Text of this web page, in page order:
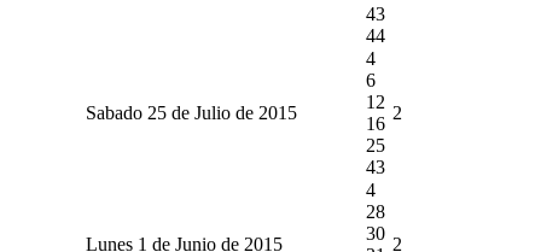
43
44
Sabado 25 de Julio de 2015
4
6
12
16
25
43
2
Lunes 1 de Junio de 2015
4
28
30
2